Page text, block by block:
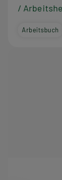
/
Arbeitsbuch